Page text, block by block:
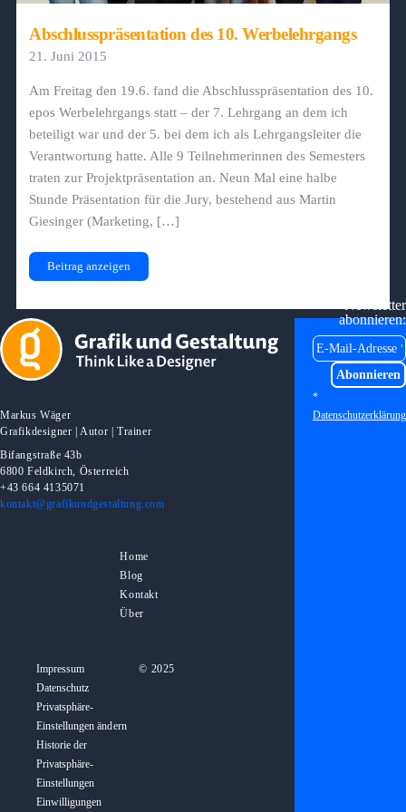
Abschlusspräsentation des 10. Werbelehrgangs
21. Juni 2015
Am Freitag den 19.6. fand die Abschlusspräsentation des 10.
epos Werbelehrgangs statt – der 7. Lehrgang an dem ich
beteiligt war und der 5. bei dem ich als Lehrgangsleiter die
Verantwortung hatte. Alle 9 Teilnehmerinnen des Semesters
traten zur Projektpräsentation an. Neun Mal eine halbe
Stunde Präsentation für die Jury, bestehend aus Martin
Giesinger (Marketing, […]
Abschlusspräsentation
Beitrag anzeigen
Markus Wäger
Grafikdesigner | Autor | Trainer
Bifangstraße 43b
6800 Feldkirch, Österreich
+43 664 4135071
kontakt@grafikundgestaltung.com
Home
Blog
Kontakt
Über
Impressum
Datenschutz
Privatsphäre-
Einstellungen ändern
Historie der
Privatsphäre-
Einstellungen
Einwilligungen
© 2025
Newsletter
abonnieren:
*
Datenschutzerklärung